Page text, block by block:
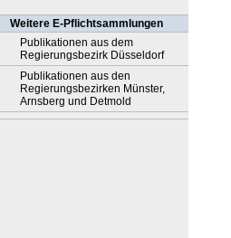
Weitere E-Pflichtsammlungen
Publikationen aus dem
Regierungsbezirk Düsseldorf
Publikationen aus den
Regierungsbezirken Münster,
Arnsberg und Detmold